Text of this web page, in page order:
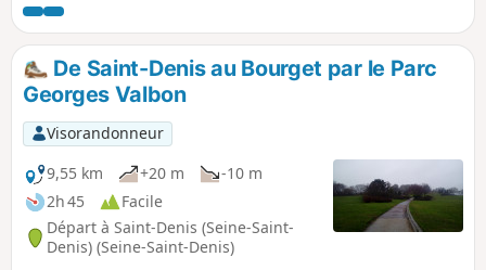
siècle, architecture industrielle et moderne, street art, etc.
Les parties strictement urbaines sont entrecoupées d'un
passage le long du Canal Saint-Denis et de la traversée de
plusieurs parcs et jardins dont ceux de la Villette et des
Buttes Chaumont.
De Saint-Denis au Bourget par le Parc
Georges Valbon
Visorandonneur
9,55 km
+20 m
-10 m
2h 45
Facile
Départ à Saint-Denis (Seine-Saint-
Denis) (Seine-Saint-Denis)